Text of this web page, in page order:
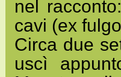
nel
cavi (ex
Circa due
uscì